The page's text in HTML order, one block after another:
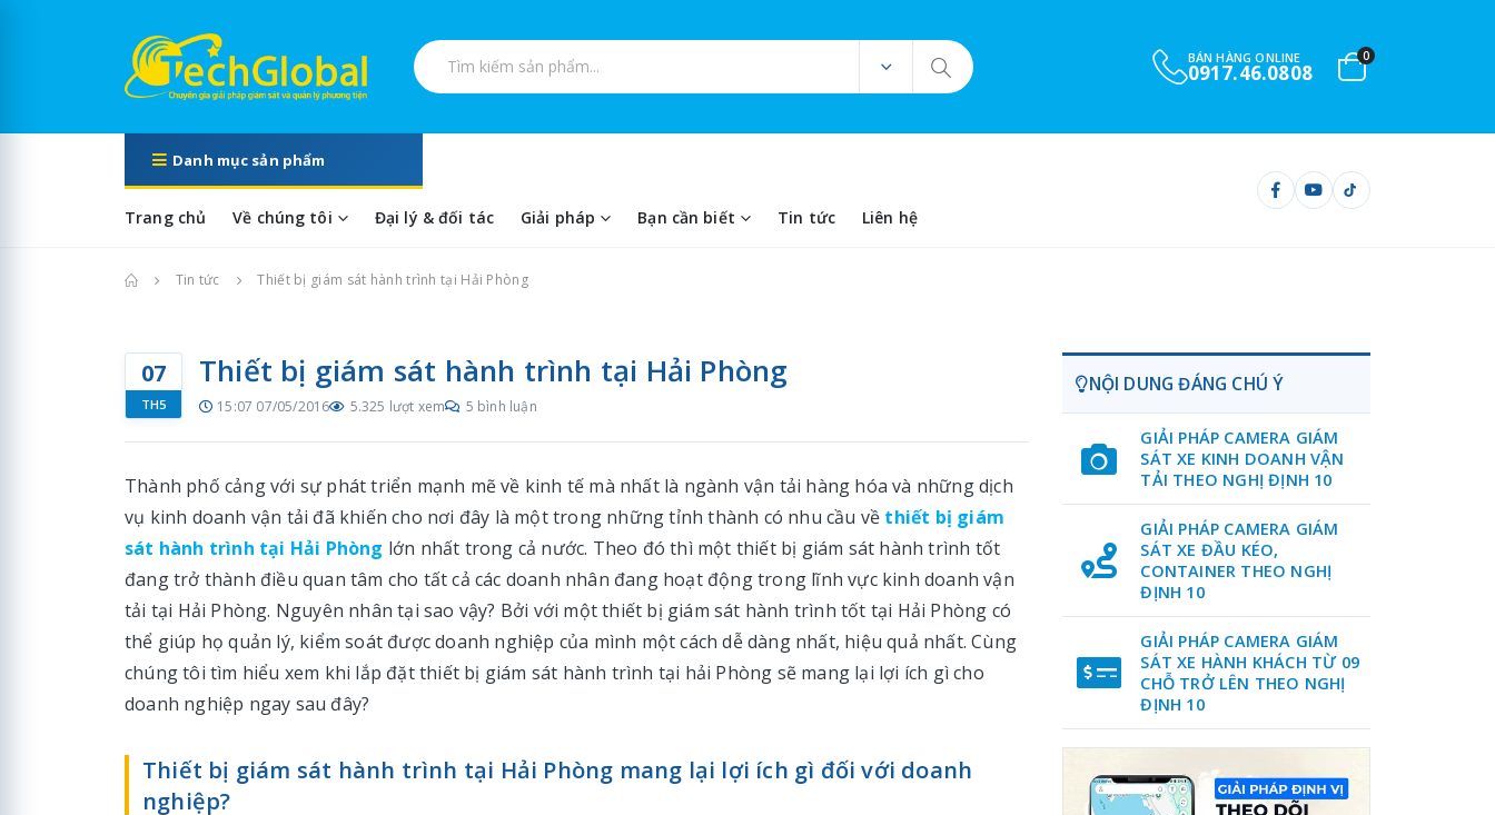
Tìm kiếm sản phẩm
BÁN HÀNG ONLINE
0917.46.0808
0
Danh mục sản phẩm
Trang chủ Về chúng tôi Đại lý & đối tác Giải pháp Bạn cần biết Tin tức Liên hệ
Trang chủ
Tin tức Thiết bị giám sát hành trình tại Hải Phòng
07
TH5
Thiết bị giám sát hành trình tại Hải Phòng
15:07 07/05/2016 5.325 lượt xem 5 bình luận
Thành phố cảng với sự phát triển mạnh mẽ về kinh tế mà nhất là ngành vận tải hàng hóa và những dịch
vụ kinh doanh vận tải đã khiến cho nơi đây là một trong những tỉnh thành có nhu cầu về thiết bị giám
sát hành trình tại Hải Phòng lớn nhất trong cả nước. Theo đó thì một thiết bị giám sát hành trình tốt
đang trở thành điều quan tâm cho tất cả các doanh nhân đang hoạt động trong lĩnh vực kinh doanh vận
tải tại Hải Phòng. Nguyên nhân tại sao vậy? Bởi với một thiết bị giám sát hành trình tốt tại Hải Phòng có
thể giúp họ quản lý, kiểm soát được doanh nghiệp của mình một cách dễ dàng nhất, hiệu quả nhất. Cùng
chúng tôi tìm hiểu xem khi lắp đặt thiết bị giám sát hành trình tại hải Phòng sẽ mang lại lợi ích gì cho
doanh nghiệp ngay sau đây?
Thiết bị giám sát hành trình tại Hải Phòng mang lại lợi ích gì đối với doanh
nghiệp?
NỘI DUNG ĐÁNG CHÚ Ý
GIẢI PHÁP CAMERA GIÁM
SÁT XE KINH DOANH VẬN
TẢI THEO NGHỊ ĐỊNH 10
GIẢI PHÁP CAMERA GIÁM
SÁT XE ĐẦU KÉO,
CONTAINER THEO NGHỊ
ĐỊNH 10
GIẢI PHÁP CAMERA GIÁM
SÁT XE HÀNH KHÁCH TỪ 09
CHỖ TRỞ LÊN THEO NGHỊ
ĐỊNH 10